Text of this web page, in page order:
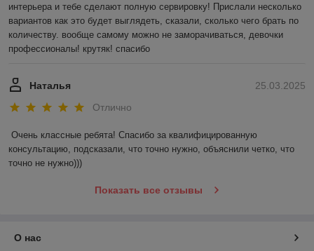
интерьера и тебе сделают полную сервировку! Прислали несколько
вариантов как это будет выглядеть, сказали, сколько чего брать по
количеству. вообще самому можно не заморачиваться, девочки
профессионалы! крутяк! спасибо
25.03.2025
Наталья
Отлично
Очень классные ребята! Спасибо за квалифицированную
консультацию, подсказали, что точно нужно, объяснили четко, что
точно не нужно)))
Показать все отзывы
О нас